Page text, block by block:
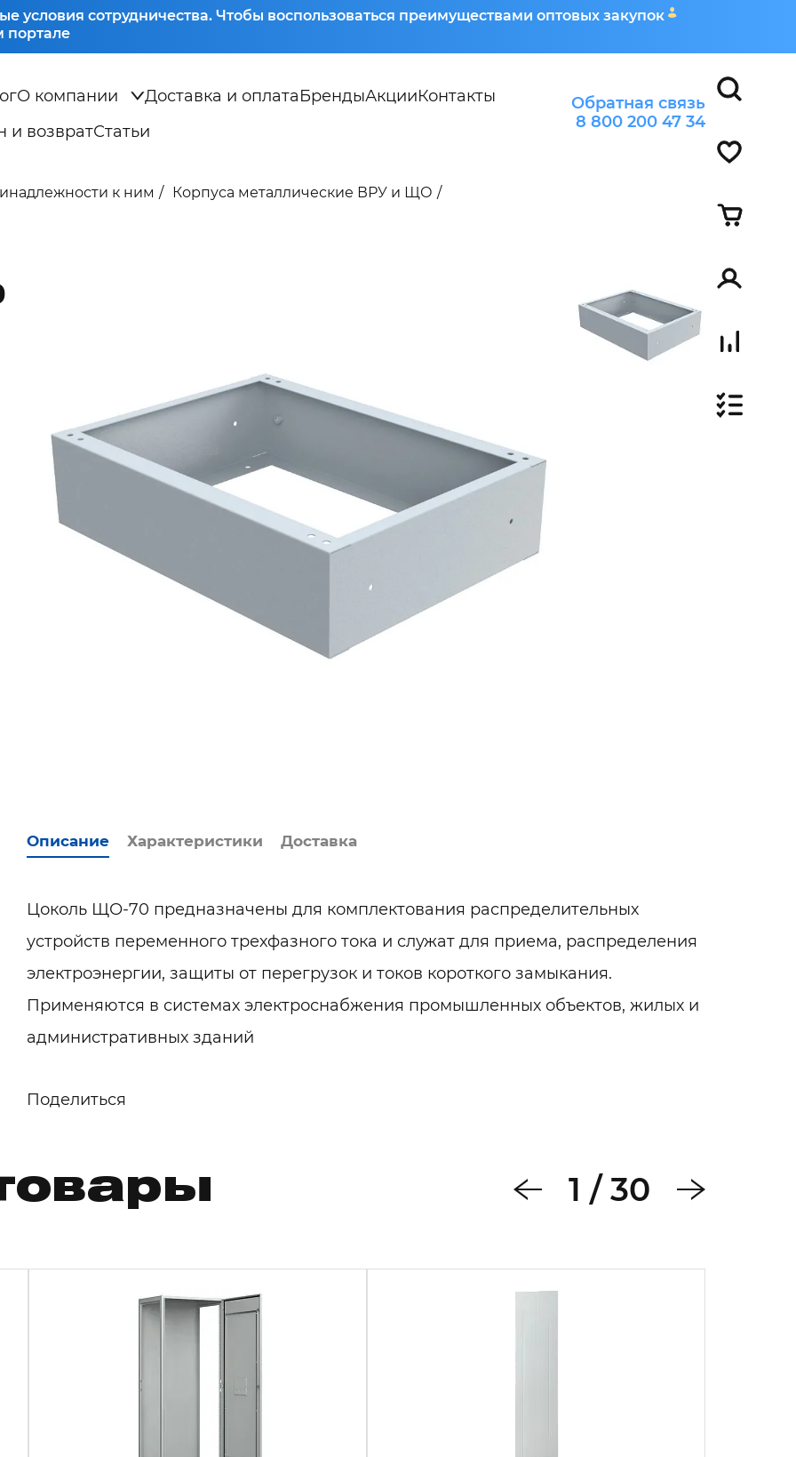
условия сотрудничества. Чтобы воспользоваться преимуществами оптовых закупок
портале
О компании Доставка и оплатаБрендыАкцииКонтакты
и возвратСтатьи
Обратная связь
8 800 200 47 34
к ним
Корпуса металлические ВРУ и ЩО
Описание Характеристики Доставка
Цоколь ЩО-70 предназначены для комплектования распределительных
устройств переменного трехфазного тока и служат для приема, распределения
электроэнергии, защиты от перегрузок и токов короткого замыкания.
Применяются в системах электроснабжения промышленных объектов, жилых и
административных зданий
Поделиться
1 / 30